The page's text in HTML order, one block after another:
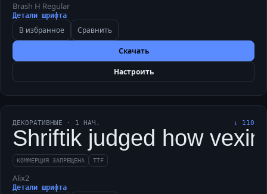
Brash H Regular
Детали шрифта
В избранное Сравнить
Скачать
Настроить
ДЕКОРАТИВНЫЕ · 1 НАЧ. ↓ 110
Shriftik judged how
КОММЕРЦИЯ ЗАПРЕЩЕНА TTF
Alix2
Детали шрифта